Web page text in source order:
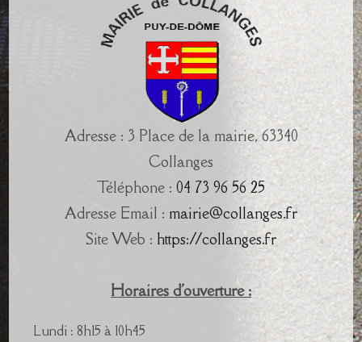
Adresse : 3 Place de la mairie, 63340
Collanges
Téléphone : 04 73 96 56 25
Adresse Email : mairie@collanges.fr
Site Web : https://collanges.fr
Horaires d'ouverture :
Lundi : 8h15 à 10h45